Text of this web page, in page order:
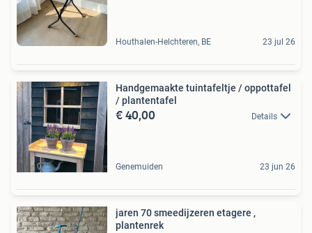
Houthalen-Helchteren, BE 23 jul 26
Handgemaakte tuintafeltje / oppottafel
/ plantentafel
€ 40,00 Details
Genemuiden 23 jun 26
jaren 70 smeedijzeren etagere ,
plantenrek